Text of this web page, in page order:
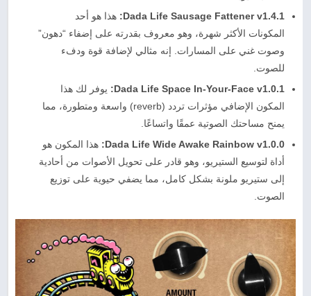
Dada Life Sausage Fattener v1.4.1:
هذا هو أحد
المكونات الأكثر شهرة، وهو معروف بقدرته على إضفاء “دهون”
وصوت غني على المسارات. إنه مثالي لإضافة قوة ودفء
للصوت.
Dada Life Space In-Your-Face v1.0.1:
يوفر لك هذا
المكون الإضافي مؤثرات تردد (reverb) واسعة ومتطورة، مما
يمنح مساحتك الصوتية عمقًا واتساعًا.
Dada Life Wide Awake Rainbow v1.0.0:
هذا المكون هو
أداة لتوسيع الستيريو، وهو قادر على تحويل الأصوات من أحادية
إلى ستيريو ملونة بشكل كامل، مما يضفي حيوية على توزيع
الصوت.